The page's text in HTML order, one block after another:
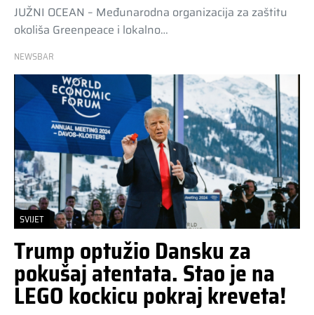
JUŽNI OCEAN – Međunarodna organizacija za zaštitu
okoliša Greenpeace i lokalno…
NEWSBAR
SVIJET
Trump optužio Dansku za
pokušaj atentata. Stao je na
LEGO kockicu pokraj kreveta!